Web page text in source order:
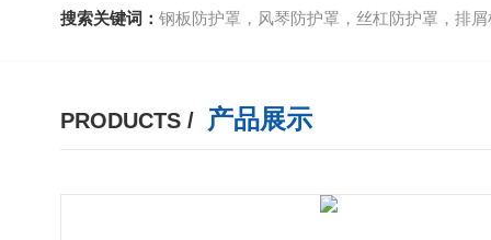
搜索关键词： 钢板防护罩，风琴防护罩，丝杠防护罩，排屑机
PRODUCTS / 产品展示